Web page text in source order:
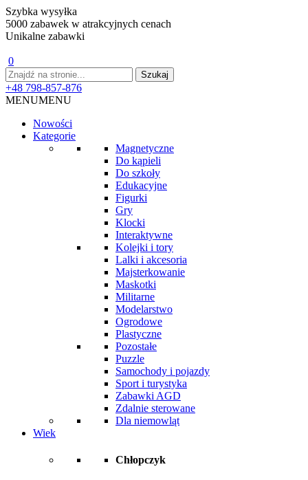
Szybka wysyłka
5000 zabawek w atrakcyjnych cenach
Unikalne zabawki
0
+48 798-857-876
MENUMENU
Nowości
Kategorie
Magnetyczne
Do kąpieli
Do szkoły
Edukacyjne
Figurki
Gry
Klocki
Interaktywne
Kolejki i tory
Lalki i akcesoria
Majsterkowanie
Maskotki
Militarne
Modelarstwo
Ogrodowe
Plastyczne
Pozostałe
Puzzle
Samochody i pojazdy
Sport i turystyka
Zabawki AGD
Zdalnie sterowane
Dla niemowląt
Wiek
Chłopczyk